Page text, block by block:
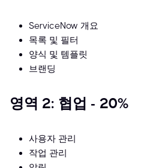
ServiceNow 개요
목록 및 필터
양식 및 템플릿
브랜딩
영역 2: 협업 - 20%
사용자 관리
작업 관리